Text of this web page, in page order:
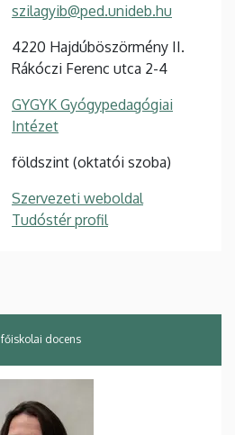
szilagyib@ped.unideb.hu
4220 Hajdúböszörmény II.
Rákóczi Ferenc utca 2-4
GYGYK Gyógypedagógiai
Intézet
földszint (oktatói szoba)
Szervezeti weboldal
Tudóstér profil
főiskolai docens